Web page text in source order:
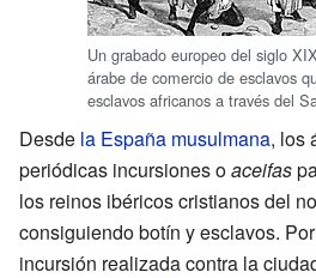
Un grabado europeo del siglo
árabe de comercio de esclavos
esclavos africanos a través del
Desde la España musulmana, los
periódicas incursiones oaceifas
los reinos ibéricos cristianos del
consiguiendo botín y esclavos.
incursión realizada contra la